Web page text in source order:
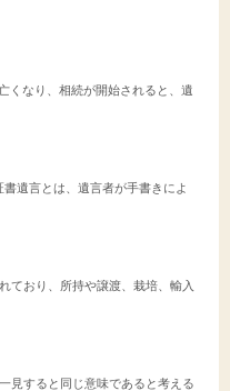
くなり、相続が開始されると、遺
遺言とは、遺言者が手書きによ
ており、所持や譲渡、栽培、輸入
見すると同じ意味であると考える